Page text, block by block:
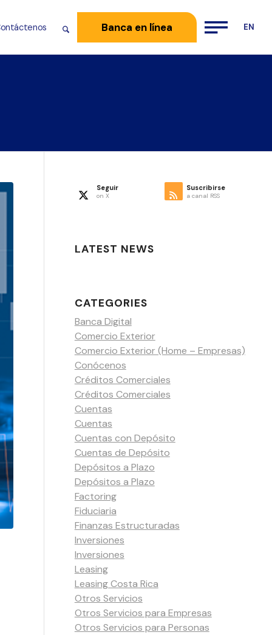
Banca en línea
Seguir
on X
Suscribirse
a canal RSS
LATEST NEWS
CATEGORIES
Banca Digital
Comercio Exterior
Comercio Exterior (Home – Empresas)
Conócenos
Créditos Comerciales
Créditos Comerciales
Cuentas
Cuentas
Cuentas con Depósito
Cuentas de Depósito
Depósitos a Plazo
Depósitos a Plazo
Factoring
Fiduciaria
Finanzas Estructuradas
Inversiones
Inversiones
Leasing
Leasing Costa Rica
Otros Servicios
Otros Servicios para Empresas
Otros Servicios para Personas